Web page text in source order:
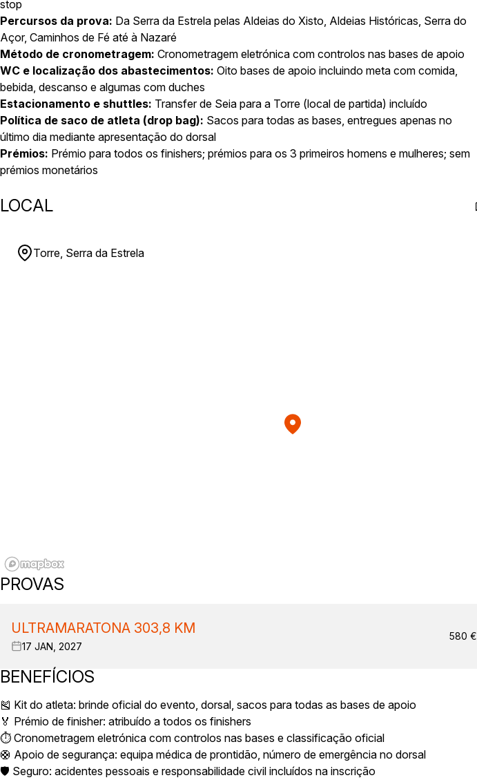
stop
Percursos da prova: Da Serra da Estrela pelas Aldeias do Xisto, Aldeias Históricas, Serra do
Açor, Caminhos de Fé até à Nazaré
Método de cronometragem: Cronometragem eletrónica com controlos nas bases de apoio
WC e localização dos abastecimentos: Oito bases de apoio incluindo meta com comida,
bebida, descanso e algumas com duches
Estacionamento e shuttles: Transfer de Seia para a Torre (local de partida) incluído
Política de saco de atleta (drop bag): Sacos para todas as bases, entregues apenas no
último dia mediante apresentação do dorsal
Prémios: Prémio para todos os finishers; prémios para os 3 primeiros homens e mulheres; sem
prémios monetários
LOCAL
Torre, Serra da Estrela
PROVAS
ULTRAMARATONA 303,8 KM
17 JAN, 2027
580 €
BENEFÍCIOS
🎽 Kit do atleta: brinde oficial do evento, dorsal, sacos para todas as bases de apoio
🏅 Prémio de finisher: atribuído a todos os finishers
⏱️ Cronometragem eletrónica com controlos nas bases e classificação oficial
🛟 Apoio de segurança: equipa médica de prontidão, número de emergência no dorsal
🛡️ Seguro: acidentes pessoais e responsabilidade civil incluídos na inscrição